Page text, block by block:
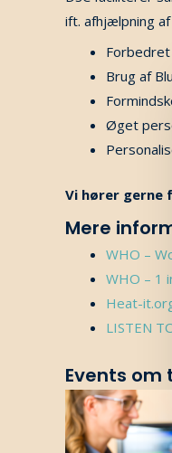
ift. afhjælpning
Brug af
Øget
Vi hører gerne
Mere
WHO –
WHO – 1
Heat-
LISTEN
Events om